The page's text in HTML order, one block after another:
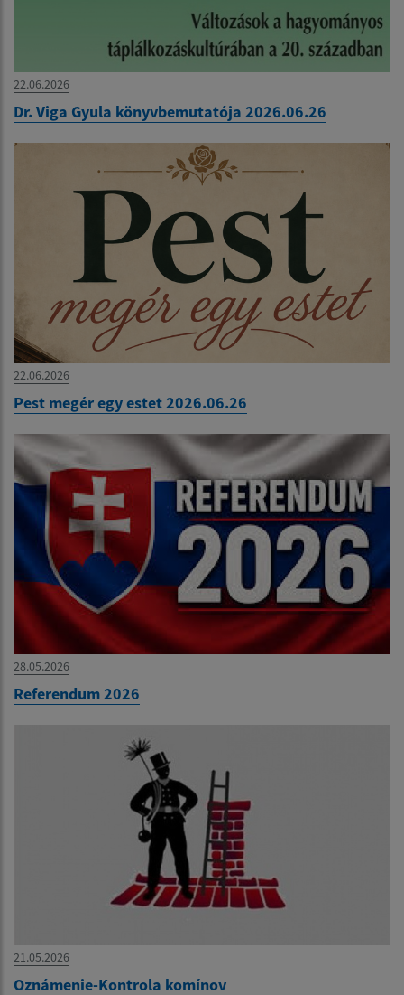
22.06.2026
Dr. Viga Gyula könyvbemutatója 2026.06.26
22.06.2026
Pest megér egy estet 2026.06.26
28.05.2026
Referendum 2026
21.05.2026
Oznámenie-Kontrola komínov